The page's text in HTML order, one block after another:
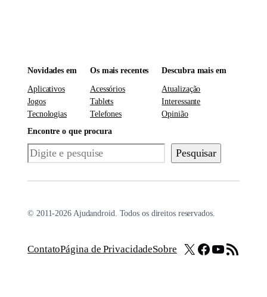
Novidades em
Aplicativos
Jogos
Tecnologias
Os mais recentes
Acessórios
Tablets
Telefones
Descubra mais em
Atualização
Interessante
Opinião
Encontre o que procura
Pesquisar Pesquisar
© 2011-2026 Ajudandroid. Todos os direitos reservados.
ContatoPágina de PrivacidadeSobre X Facebook
Youtube
Feed RSS